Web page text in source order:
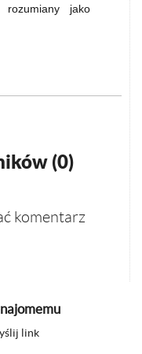
jako
(0)
komentarz
link